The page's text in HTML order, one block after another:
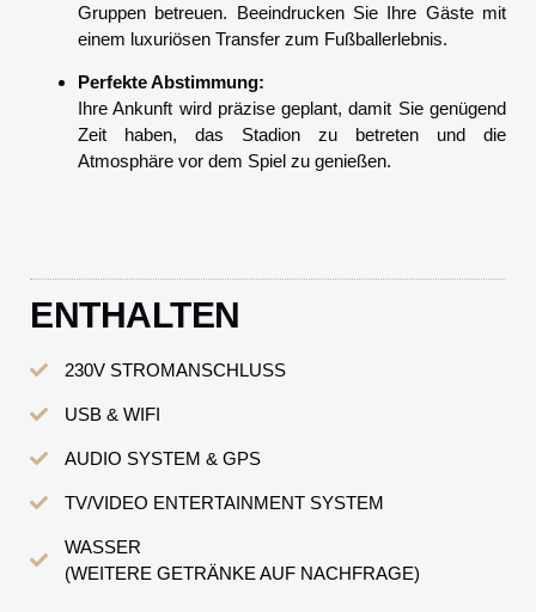
Gruppen betreuen. Beeindrucken Sie Ihre Gäste mit
einem luxuriösen Transfer zum Fußballerlebnis.
Perfekte Abstimmung:
Ihre Ankunft wird präzise geplant, damit Sie genügend
Zeit haben, das Stadion zu betreten und die
Atmosphäre vor dem Spiel zu genießen.
ENTHALTEN
230V STROMANSCHLUSS
USB & WIFI
AUDIO SYSTEM & GPS
TV/VIDEO ENTERTAINMENT SYSTEM
WASSER
(WEITERE GETRÄNKE AUF NACHFRAGE)